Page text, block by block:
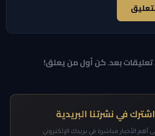
تعليقات بعد. كن أول من يعلق!
اشترك في نشرتنا البريدية
الأخبار مباشرة في بريدك الإلكتروني